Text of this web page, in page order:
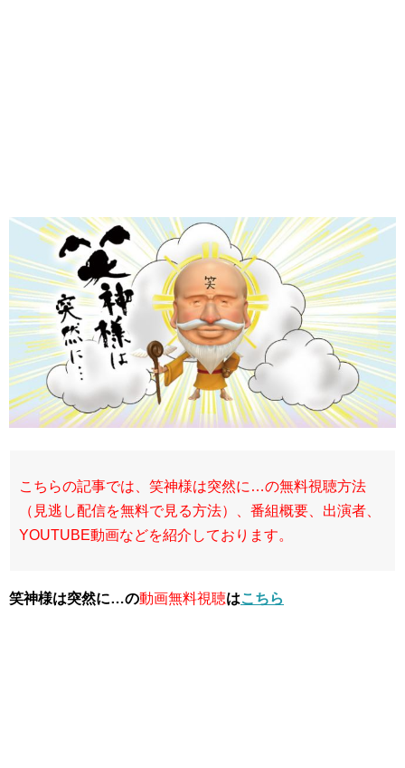
こちらの記事では、笑神様は突然に…の無料視聴方法
（見逃し配信を無料で見る方法）、番組概要、出演者、
YOUTUBE動画などを紹介しております。
笑神様は突然に…の動画無料視聴はこちら